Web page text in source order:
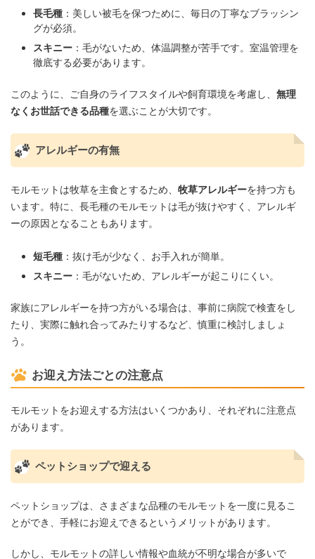
長毛種 ：美しい被毛を保つために、毎日の丁寧なブラッシン
グが必須。
スキニー ：毛がないため、体温調整が苦手です。室温管理を
徹底する必要があります。
このように、ご自身のライフスタイルや飼育環境を考慮し、 無理
なくお世話できる品種を選ぶことが大切です。
アレルギーの有無
モルモットは牧草を主食とするため、 牧草アレルギーを持つ方も
います。特に、長毛種のモルモットは毛が抜けやすく、アレルギ
ーの原因となることもあります。
短毛種 ：抜け毛が少なく、お手入れが簡単。
スキニー ：毛がないため、アレルギーが起こりにくい。
家族にアレルギーを持つ方がいる場合は、事前に病院で検査をし
たり、実際に触れ合ってみたりするなど、慎重に検討しましょ
う。
お迎え方法ごとの注意点
モルモットをお迎えする方法はいくつかあり、それぞれに注意点
があります。
ペットショップで迎える
ペットショップは、さまざまな品種のモルモットを一度に見るこ
とができ、手軽にお迎えできるというメリットがあります。
しかし、モルモットの詳しい情報や血統が不明な場合が多いで